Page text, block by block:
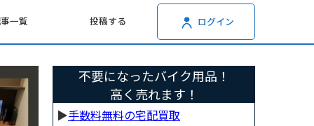
一覧 投稿する ログイン
不要になったバイク用品！
高く売れます！
▶︎手数料無料の宅配買取